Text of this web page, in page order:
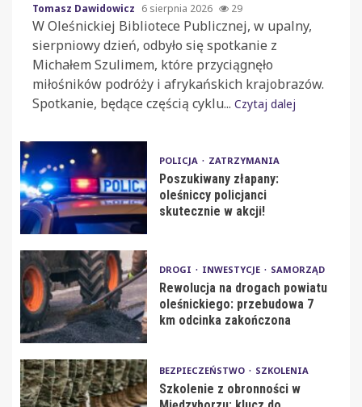
Tomasz Dawidowicz 6 sierpnia 2026 29
W Oleśnickiej Bibliotece Publicznej, w upalny,
sierpniowy dzień, odbyło się spotkanie z
Michałem Szulimem, które przyciągnęło
miłośników podróży i afrykańskich krajobrazów.
Spotkanie, będące częścią cyklu... Czytaj dalej
POLICJA ZATRZYMANIA
Poszukiwany złapany:
oleśniccy policjanci
skutecznie w akcji!
DROGI INWESTYCJE SAMORZĄD
Rewolucja na drogach powiatu
oleśnickiego: przebudowa 7
km odcinka zakończona
BEZPIECZEŃSTWO SZKOLENIA
Szkolenie z obronności w